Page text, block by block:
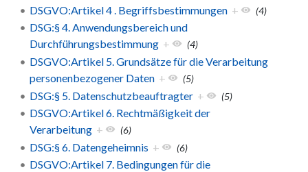
DSGVO:Artikel 4 . Begriffsbestimmungen + (4)
DSG:§ 4. Anwendungsbereich und
Durchführungsbestimmung + (4)
DSGVO:Artikel 5. Grundsätze für die Verarbeitung
personenbezogener Daten + (5)
DSG:§ 5. Datenschutzbeauftragter + (5)
DSGVO:Artikel 6. Rechtmäßigkeit der
Verarbeitung + (6)
DSG:§ 6. Datengeheimnis + (6)
DSGVO:Artikel 7. Bedingungen für die